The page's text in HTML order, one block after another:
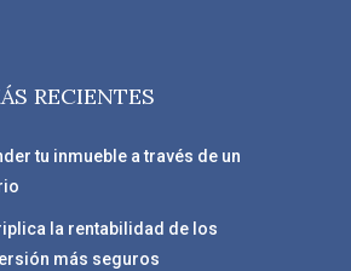
RECIENTES
tu inmueble a través de un
la rentabilidad de los
más seguros